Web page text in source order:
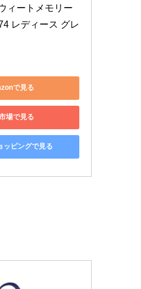
ィートメモリー
レディース グレ
で見る
場で見る
ッピングで見る